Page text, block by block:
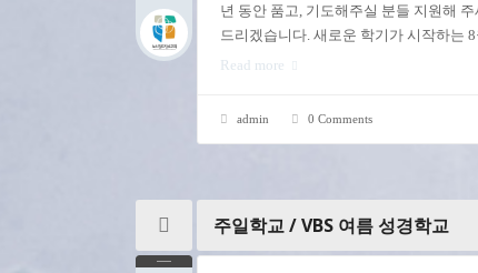
년 동안 품고, 기도해주실 분들 지원해
드리겠습니다. 새로운 학기가 시작하는
Read more
admin 0 Comments
주일학교 / VBS 여름 성경학교